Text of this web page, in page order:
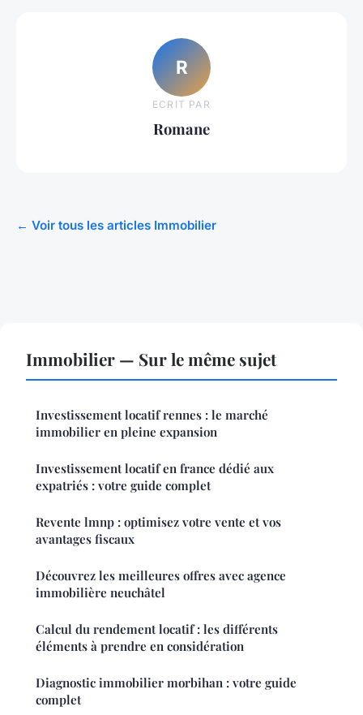
R
ECRIT PAR
Romane
← Voir tous les articles Immobilier
Immobilier — Sur le même sujet
Investissement locatif rennes : le marché
immobilier en pleine expansion
Investissement locatif en france dédié aux
expatriés : votre guide complet
Revente lmnp : optimisez votre vente et vos
avantages fiscaux
Découvrez les meilleures offres avec agence
immobilière neuchâtel
Calcul du rendement locatif : les différents
éléments à prendre en considération
Diagnostic immobilier morbihan : votre guide
complet